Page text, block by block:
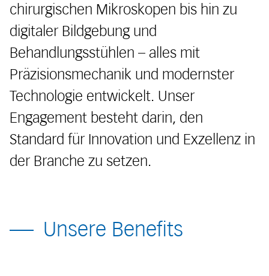
chirurgischen Mikroskopen bis hin zu
digitaler Bildgebung und
Behandlungsstühlen – alles mit
Präzisionsmechanik und modernster
Technologie entwickelt. Unser
Engagement besteht darin, den
Standard für Innovation und Exzellenz in
der Branche zu setzen.
Unsere Benefits